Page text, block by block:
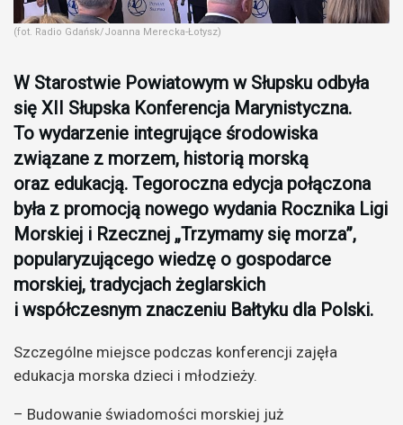
(fot. Radio Gdańsk/Joanna Merecka-Łotysz)
W Starostwie Powiatowym w Słupsku odbyła
się XII Słupska Konferencja Marynistyczna.
To wydarzenie integrujące środowiska
związane z morzem, historią morską
oraz edukacją. Tegoroczna edycja połączona
była z promocją nowego wydania Rocznika Ligi
Morskiej i Rzecznej „Trzymamy się morza”,
popularyzującego wiedzę o gospodarce
morskiej, tradycjach żeglarskich
i współczesnym znaczeniu Bałtyku dla Polski.
Szczególne miejsce podczas konferencji zajęła
edukacja morska dzieci i młodzieży.
– Budowanie świadomości morskiej już